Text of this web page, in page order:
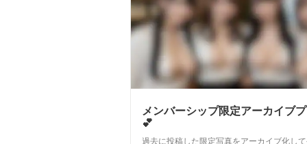
メンバーシップ限定アーカイブ
💕
過去に投稿した限定写真をアーカイブ化し